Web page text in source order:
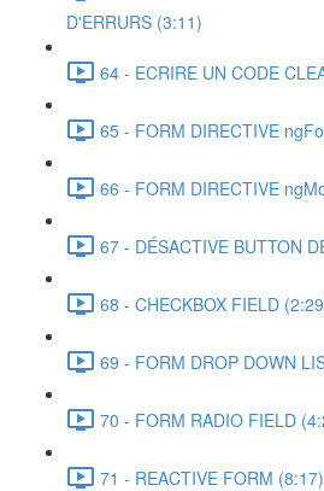
D'ERRURS (3:11)
64 - ECRIRE UN CODE
65 - FORM DIRECTIVE
66 - FORM DIRECTIVE
67 - DÉSACTIVE BUTTON
68 - CHECKBOX FIELD
69 - FORM DROP DOWN
70 - FORM RADIO FIELD
71 - REACTIVE FORM (8:17)